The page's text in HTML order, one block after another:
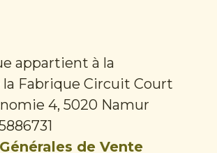
appartient à la
la Fabrique Circuit Court
4, 5020 Namur
de Vente